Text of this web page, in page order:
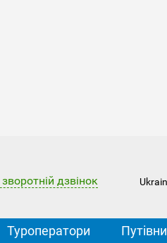
дзвінок
Туроператори